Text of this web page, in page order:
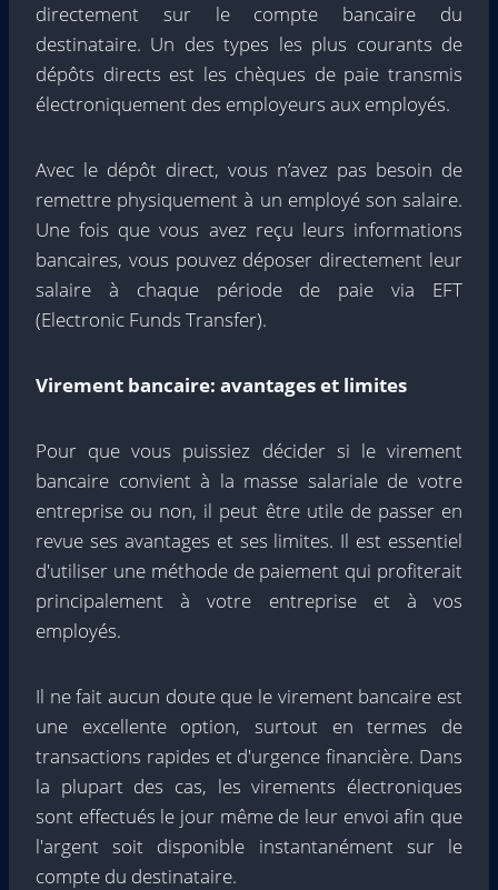
directement sur le compte bancaire du
destinataire. Un des types les plus courants de
dépôts directs est les chèques de paie transmis
électroniquement des employeurs aux employés.
Avec le dépôt direct, vous n’avez pas besoin de
remettre physiquement à un employé son salaire.
Une fois que vous avez reçu leurs informations
bancaires, vous pouvez déposer directement leur
salaire à chaque période de paie via EFT
(Electronic Funds Transfer).
Virement bancaire: avantages et limites
Pour que vous puissiez décider si le virement
bancaire convient à la masse salariale de votre
entreprise ou non, il peut être utile de passer en
revue ses avantages et ses limites. Il est essentiel
d'utiliser une méthode de paiement qui profiterait
principalement à votre entreprise et à vos
employés.
Il ne fait aucun doute que le virement bancaire est
une excellente option, surtout en termes de
transactions rapides et d'urgence financière. Dans
la plupart des cas, les virements électroniques
sont effectués le jour même de leur envoi afin que
l'argent soit disponible instantanément sur le
compte du destinataire.